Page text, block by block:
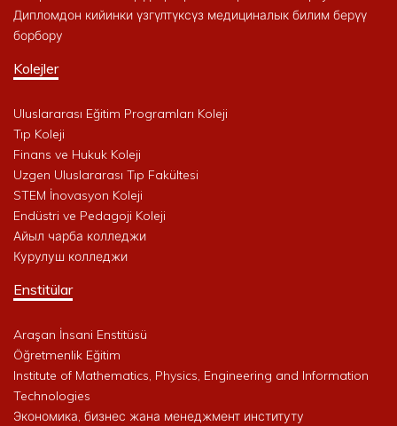
Дипломдон кийинки үзгүлтүксүз медициналык билим берүү
борбору
Kolejler
Uluslararası Eğitim Programları Koleji
Tıp Koleji
Finans ve Hukuk Koleji
Uzgen Uluslararası Tıp Fakültesi
STEM İnovasyon Koleji
Endüstri ve Pedagoji Koleji
Айыл чарба колледжи
Курулуш колледжи
Enstitülar
Araşan İnsani Enstitüsü
Öğretmenlik Eğitim
Institute of Mathematics, Physics, Engineering and Information
Technologies
Экономика, бизнес жана менеджмент институту